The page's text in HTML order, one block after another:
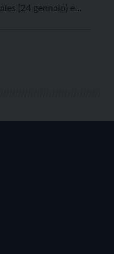
(24 gennaio) e